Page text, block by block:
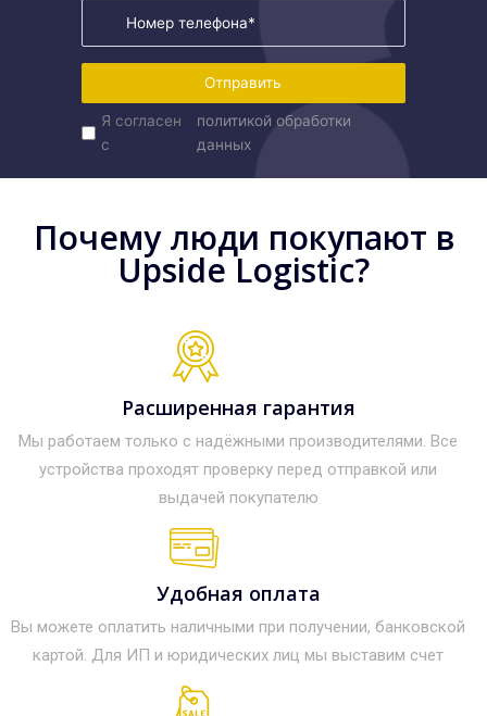
Отправить
Я согласен
с
политикой обработки
данных
Почему люди покупают в
Upside Logistic?
Расширенная гарантия
Мы работаем только с надёжными производителями. Все
устройства проходят проверку перед отправкой или
выдачей покупателю
Удобная оплата
Вы можете оплатить наличными при получении, банковской
картой. Для ИП и юридических лиц мы выставим счет